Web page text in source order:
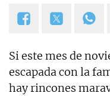
Si este mes de
escapada con la
hay rincones